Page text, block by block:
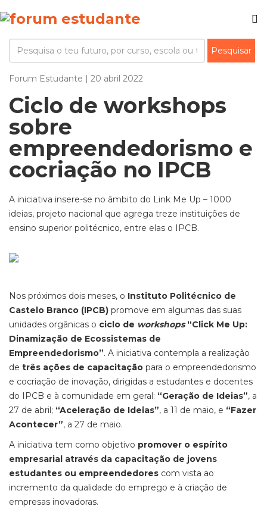
Forum Estudante | 20 abril 2022
Ciclo de workshops
sobre
empreendedorismo e
cocriação no IPCB
A iniciativa insere-se no âmbito do Link Me Up – 1000
ideias, projeto nacional que agrega treze instituições de
ensino superior politécnico, entre elas o IPCB.
Nos próximos dois meses, o Instituto Politécnico de
Castelo Branco (IPCB) promove em algumas das suas
unidades orgânicas o ciclo de workshops“Click Me Up:
Dinamização de Ecossistemas de
Empreendedorismo”. A iniciativa contempla a realização
de três ações de capacitação para o empreendedorismo
e cocriação de inovação, dirigidas a estudantes e docentes
do IPCB e à comunidade em geral: “Geração de Ideias”, a
27 de abril; “Aceleração de Ideias”, a 11 de maio, e “Fazer
Acontecer”, a 27 de maio.
A iniciativa tem como objetivo promover o espírito
empresarial através da capacitação de jovens
estudantes ou empreendedores com vista ao
incremento da qualidade do emprego e à criação de
empresas inovadoras.